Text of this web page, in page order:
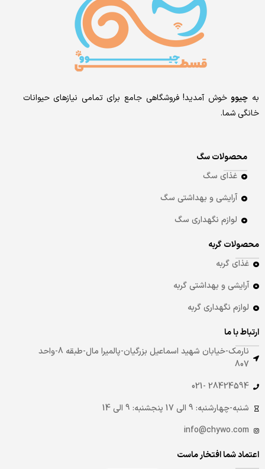
به چیوو خوش آمدید! فروشگاهی جامع برای تمامی نیازهای حیوانات
خانگی شما.
محصولات سگ
غذای سگ
آرایشی و بهداشتی سگ
لوازم نگهداری سگ
محصولات گربه
غذای گربه
آرایشی و بهداشتی گربه
لوازم نگهداری گربه
ارتباط با ما
نارمک-خیابان شهید اسماعیل بزرگیان-پالمیرا مال-طبقه 8-واحد
807
28424594 -021
شنبه-چهارشنبه: 9 الی 17 پنجشنبه: 9 الی 14
info@chywo.com
اعتماد شما افتخار ماست